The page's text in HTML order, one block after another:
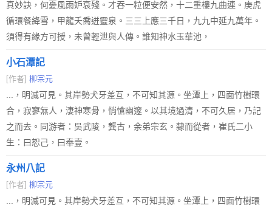
真妙訣，何憂風雨妒衰殘。才吞一粒便安然，十二重樓九曲連。庚虎
循環餐絳雪，甲龍夭喬迸靈泉。三三上應三千日，九九中延九萬年。
須得有緣方可授，未曾輕泄與人傳。誰知神水玉華池，
小石潭記
[作者] 柳宗元
...，明滅可見。其岸勢犬牙差互，不可知其源。坐潭上，四面竹樹環
合，寂寥無人，淒神寒骨，悄愴幽邃。以其境過清，不可久居，乃記
之而去。同游者：吳武陵，龔古，余弟宗玄。隸而從者，崔氏二小
生：曰恕己，曰奉壹。
永州八記
[作者] 柳宗元
...，明滅可見。其岸勢犬牙差互，不可知其源。坐潭上，四面竹樹環